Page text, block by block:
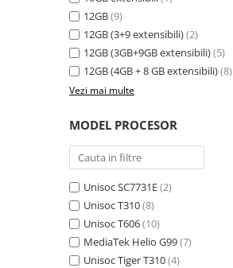
Produse resigilate
Termometre non contact
Aspiratoare robot, piese si accesorii
Piese de schimb telefoane mobile
12GB(9)
12GB (3+9 extensibili)(2)
12GB (3GB+9GB extensibili)(5)
12GB (4GB + 8 GB extensibili)(8)
Vezi mai multe
MODEL PROCESOR
Unisoc SC7731E(2)
Unisoc T310(8)
Unisoc T606(10)
MediaTek Helio G99(7)
Unisoc Tiger T310(4)